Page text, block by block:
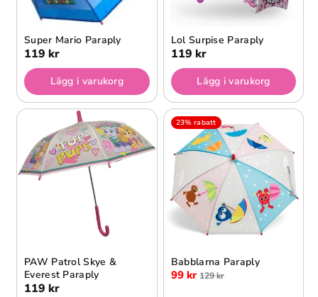
Super Mario Paraply
119 kr
Lägg i varukorg
Lol Surpise Paraply
119 kr
Lägg i varukorg
PAW Patrol Skye &
Everest Paraply
119 kr
23% rabatt
Babblarna Paraply
99 kr 129 kr